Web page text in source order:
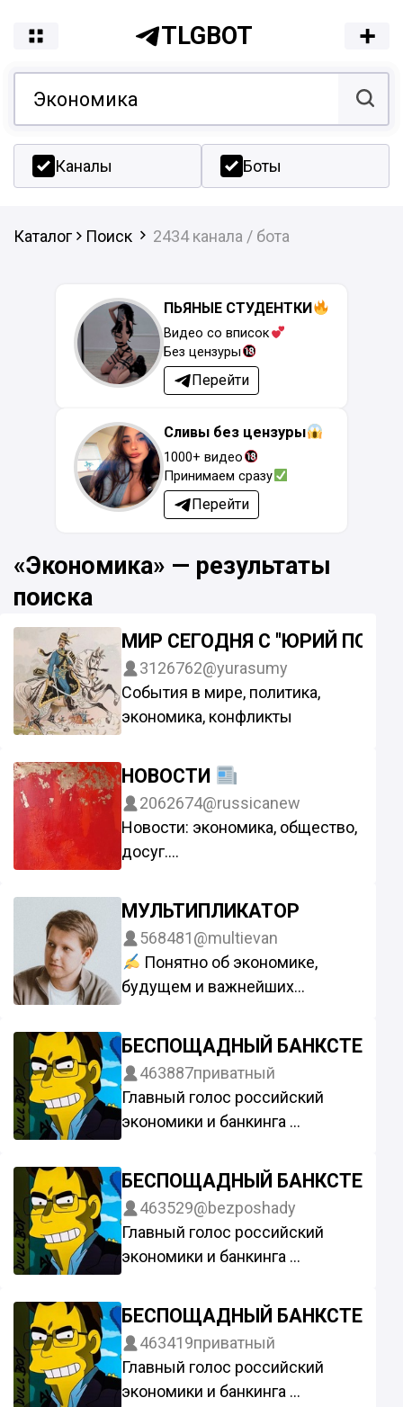
TLGBOT
Каналы Боты
Каталог Поиск 2434 канала / бота
ПЬЯНЫЕ СТУДЕНТКИ
Видео со вписок
Без цензуры
Перейти
Сливы без цензуры
1000+ видео
Принимаем сразу
Перейти
«Экономика» — результаты
поиска
МИР СЕГОДНЯ С "ЮРИЙ
3126762@yurasumy
События в мире, политика,
экономика, конфликты
НОВОСТИ
2062674@russicanew
Новости: экономика, общество,
досуг.
МУЛЬТИПЛИКАТОР
568481@multievan
Понятно об экономике,
будущем и важнейших
Я НЕ ВЕДУ других каналов и
НИКОГДА не пишу вам
Администрация:
@isp500_bot
Рекламы нет, не ИИР
БЕСПОЩАДНЫЙ БАНКСТЕР
463887приватный
Главный голос российский
экономики и банкинга
Биржа:
https://telega.in/c/+TEoikHYFKlfx
99Un
БЕСПОЩАДНЫЙ БАНКСТЕР
463529@bezposhady
Главный голос российский
экономики и банкинга
Биржа:
https://telega.in/c/+TEoikHYFKlfx
99Un
БЕСПОЩАДНЫЙ БАНКСТЕР
463419приватный
Главный голос российский
экономики и банкинга